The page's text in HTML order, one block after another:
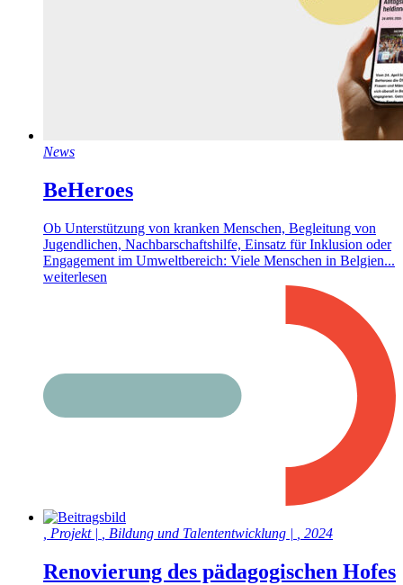
News
BeHeroes
Ob Unterstützung von kranken Menschen, Begleitung von
Jugendlichen, Nachbarschaftshilfe, Einsatz für Inklusion oder
Engagement im Umweltbereich: Viele Menschen in Belgien...
weiterlesen
Projekt | Bildung und Talententwicklung | 2024
Renovierung des pädagogischen Hofes